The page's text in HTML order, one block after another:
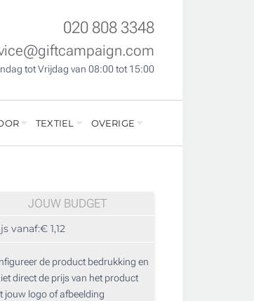
020 808 3348
tot Vrijdag van 08:00 tot 15:00
TEXTIEL OVERIGE
JOUW BUDGET
vanaf:€ 1,12
de product bedrukking en
direct de prijs van het product
jouw logo of afbeelding